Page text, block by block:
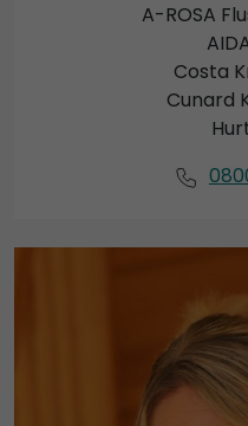
A-ROSA
Costa
Cunard